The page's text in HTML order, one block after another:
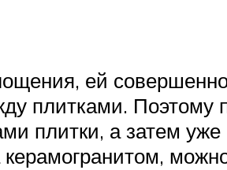
ей
плитками. Поэтому
плитки, а затем уже